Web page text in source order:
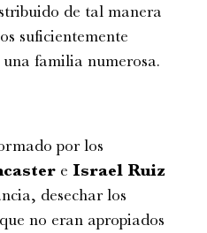
de tal manera
suficientemente
familia numerosa.
por los
e Israel Ruiz
desechar los
no eran apropiados